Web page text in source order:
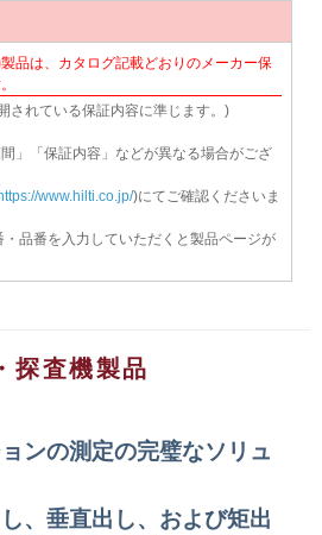
品は、カタログ記載どおりのメーカー保
されている保証内容に準じます。)
」「保証内容」などが異なる場合がござ
www.hilti.co.jp/)にてご確認くださいま
品番を入力していただくと製品ページが
探査機製品
ンの測定の完璧なソリュ
、垂直出し、および矩出